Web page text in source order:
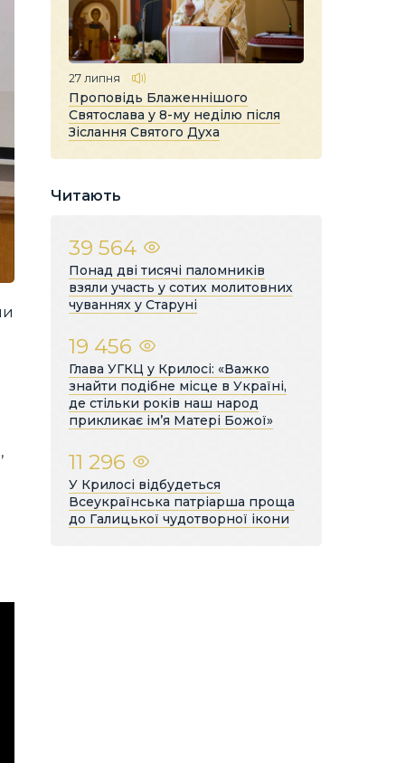
27 липня
Проповідь Блаженнішого
Святослава у 8-му неділю після
Зіслання Святого Духа
Читають
39 564
Понад дві тисячі паломників
взяли участь у сотих молитовних
чуваннях у Старуні
19 456
Глава УГКЦ у Крилосі: «Важко
знайти подібне місце в Україні,
де стільки років наш народ
прикликає ім’я Матері Божої»
11 296
У Крилосі відбудеться
Всеукраїнська патріарша проща
до Галицької чудотворної ікони